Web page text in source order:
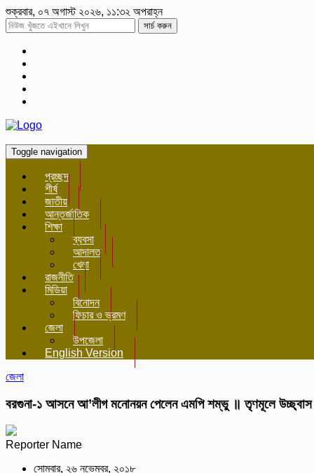
শুক্রবার, ০৭ অগাস্ট ২০২৬, ১১:৩২ অপরাহ্ন
সার্চ করুন
Toggle navigation
প্রচ্ছদ
শীর্ষ
জাতীয়
আন্তর্জাতিক
শিক্ষা
ব্যবসা
আদালত
খেলা
রাজনীতি
মিডিয়া
বিনোদন
ফিচার ও ভ্রমণ
জেলা
উপজেলা
English Version
জেলা
বরগুনা-১ আসনে আ’লীগ মনোনয়ন পেলেন এমপি শম্ভু ॥ তৃণমূলে উচ্ছ্বাস
Reporter Name
সোমবার, ২৬ নভেম্বর, ২০১৮